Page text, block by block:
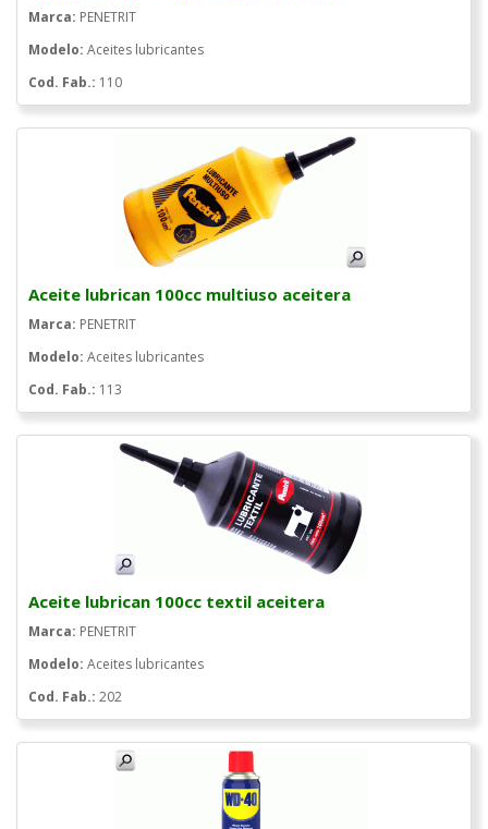
Marca: PENETRIT
Modelo: Aceites lubricantes
Cod. Fab.: 110
Aceite lubrican 100cc multiuso aceitera
Marca: PENETRIT
Modelo: Aceites lubricantes
Cod. Fab.: 113
Aceite lubrican 100cc textil aceitera
Marca: PENETRIT
Modelo: Aceites lubricantes
Cod. Fab.: 202